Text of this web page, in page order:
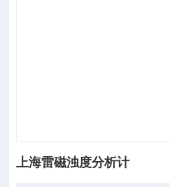
上海雷磁浊度分析计